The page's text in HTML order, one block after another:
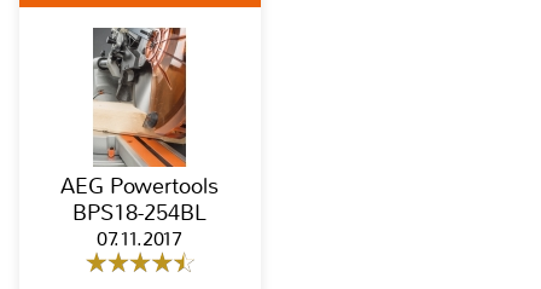
AEG Powertools
BPS18-254BL
07.11.2017